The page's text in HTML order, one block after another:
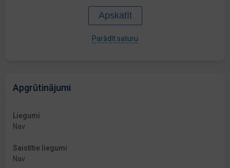
Apskatīt
Parādīt saturu
Apgrūtinājumi
Liegumi
Nav
Saistītie liegumi
Nav